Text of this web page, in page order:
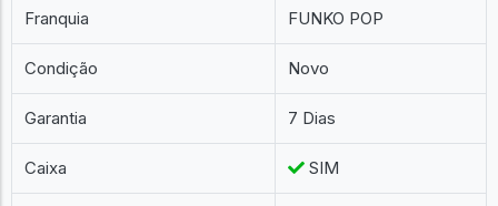
Franquia FUNKO POP
Condição Novo
Garantia 7 Dias
Caixa SIM